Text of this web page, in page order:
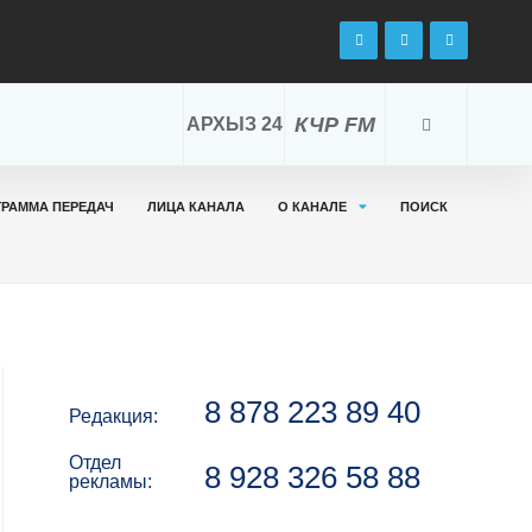
КЧР FM
АРХЫЗ 24
ПЕРЕДАЧ ЛИЦА КАНАЛА О КАНАЛЕ
ПОИСК
Редакция: 8 878 223 89 40
Отдел
рекламы:
8 928 326 58 88